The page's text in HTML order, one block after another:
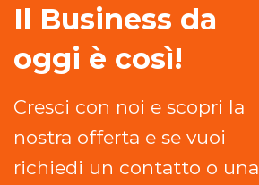
Il Business da
oggi è così!
Cresci con noi e scopri la
nostra offerta e se vuoi
richiedi un contatto o una